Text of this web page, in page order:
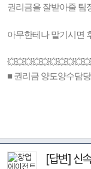
권리금을 잘받아줄 팀
아무한테나 맡기시면
■ 권리금 양도양수담
[답변] 신